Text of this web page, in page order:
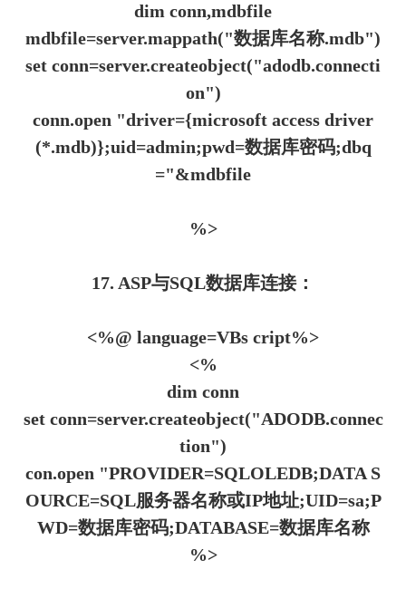
dim conn,mdbfile
mdbfile=server.mappath("数据库名称.mdb")
set conn=server.createobject("adodb.connecti
on")
conn.open "driver={microsoft access driver
(*.mdb)};uid=admin;pwd=数据库密码;dbq
="&mdbfile
%>
17. ASP与SQL数据库连接：
<%@ language=VBs cript%>
<%
dim conn
set conn=server.createobject("ADODB.connec
tion")
con.open "PROVIDER=SQLOLEDB;DATA S
OURCE=SQL服务器名称或IP地址;UID=sa;P
WD=数据库密码;DATABASE=数据库名称
%>